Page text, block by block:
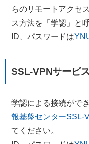
らのリモートアクセ
ス方法を「学認」と
ID、パスワードは
SSL-VPNサービ
学認による接続がで
報基盤センターSSL-
てください。